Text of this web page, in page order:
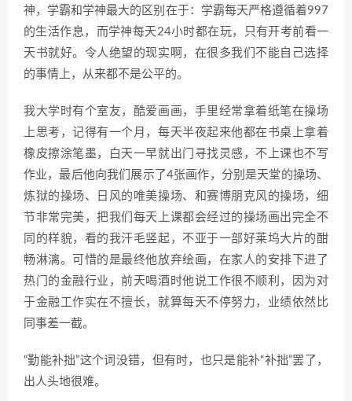
神，学霸和学神最大的区别在于：学霸每天严格遵循着997
的生活作息，而学神每天24小时都在玩，只有开考前看一
天书就好。令人绝望的现实啊，在很多我们不能自己选择
的事情上，从来都不是公平的。
我大学时有个室友，酷爱画画，手里经常拿着纸笔在操场
上思考，记得有一个月，每天半夜起来他都在书桌上拿着
橡皮擦涂笔墨，白天一早就出门寻找灵感，不上课也不写
作业，最后他向我们展示了4张画作，分别是天堂的操场、
炼狱的操场、日风的唯美操场、和赛博朋克风的操场，细
节非常完美，把我们每天上课都会经过的操场画出完全不
同的样貌，看的我汗毛竖起，不亚于一部好莱坞大片的酣
畅淋漓。可惜的是最终他放弃绘画，在家人的安排下进了
热门的金融行业，前天喝酒时他说工作很不顺利，因为对
于金融工作实在不擅长，就算每天不停努力，业绩依然比
同事差一截。
“勤能补拙”这个词没错，但有时，也只是能补“补拙”罢了，
出人头地很难。